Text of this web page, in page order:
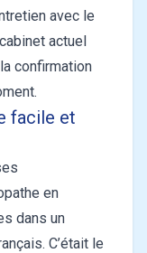
avec le
actuel
confirmation
facile et
en
dans un
C’était le